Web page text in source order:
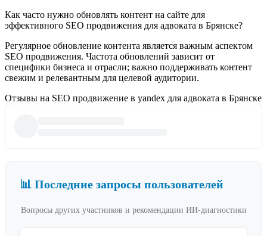
Как часто нужно обновлять контент на сайте для
эффективного SEO продвижения для адвоката в Брянске?
Регулярное обновление контента является важным аспектом
SEO продвижения. Частота обновлений зависит от
специфики бизнеса и отрасли; важно поддерживать контент
свежим и релевантным для целевой аудитории.
Отзывы на SEO продвижение в yandex для адвоката в Брянске
📊 Последние запросы пользователей
Вопросы других участников и рекомендации ИИ-диагностики